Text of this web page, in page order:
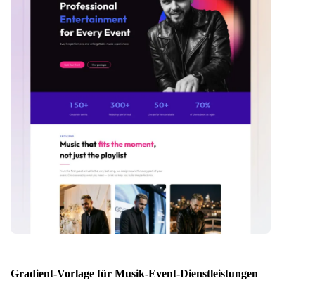
Gradient-Vorlage für Musik-Event-Dienstleistungen